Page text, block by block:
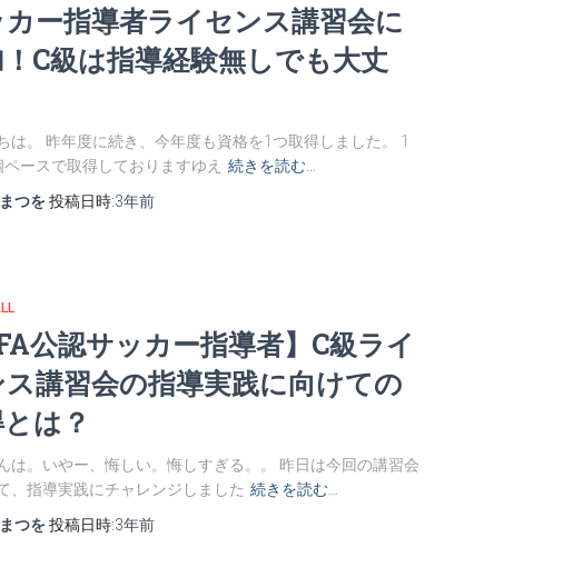
ー指導者ライセンス講習会に
C級は指導経験無しでも大丈
は。 昨年度に続き、今年度も資格を1つ取得しました。 1
ースで取得しておりますゆえ
続きを読む…
まつを投稿日時:3年前
公認サッカー指導者】C級ライ
講習会の指導実践に向けての
は？
は。いやー、悔しい。悔しすぎる。。 昨日は今回の講習会
、指導実践にチャレンジしました 続きを読む…
まつを投稿日時:3年前